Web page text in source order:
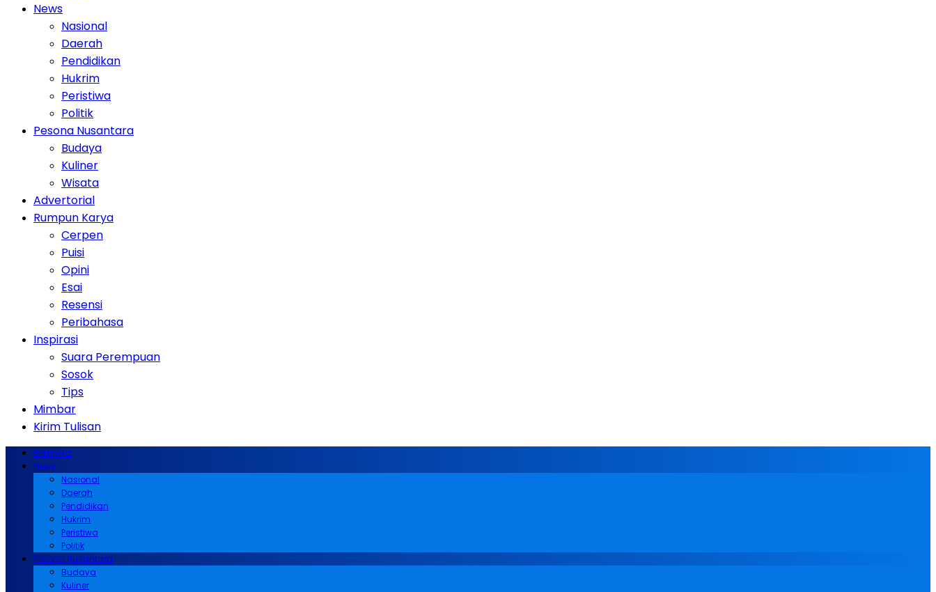
News
Nasional
Daerah
Pendidikan
Hukrim
Peristiwa
Politik
Pesona Nusantara
Budaya
Kuliner
Wisata
Advertorial
Rumpun Karya
Cerpen
Puisi
Opini
Esai
Resensi
Peribahasa
Inspirasi
Suara Perempuan
Sosok
Tips
Mimbar
Kirim Tulisan
Beranda
News
Nasional
Daerah
Pendidikan
Hukrim
Peristiwa
Politik
Pesona Nusantara
Budaya
Kuliner